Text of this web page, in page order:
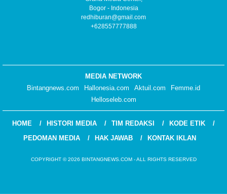
Bogor - Indonesia
redhiburan@gmail.com
+628557777888
MEDIA NETWORK
Bintangnews.com
Hallonesia.com Aktuil.com
Femme.id
Helloseleb.com
HOME HISTORI MEDIA TIM REDAKSI
KODE ETIK
PEDOMAN MEDIA
HAK JAWAB KONTAK IKLAN
COPYRIGHT © 2026 BINTANGNEWS.COM - ALL RIGHTS RESERVED